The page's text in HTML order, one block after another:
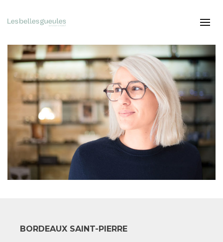
BORDEAUX SAINT-PIERRE